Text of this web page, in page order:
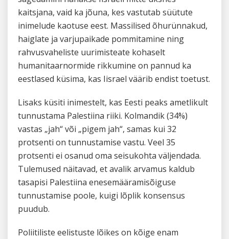
kaitsjana, vaid ka jõuna, kes vastutab süütute
inimelude kaotuse eest. Massilised õhurünnakud,
haiglate ja varjupaikade pommitamine ning
rahvusvaheliste uurimisteate kohaselt
humanitaarnormide rikkumine on pannud ka
eestlased küsima, kas Iisrael väärib endist toetust.
Lisaks küsiti inimestelt, kas Eesti peaks ametlikult
tunnustama Palestiina riiki. Kolmandik (34%)
vastas „jah“ või „pigem jah“, samas kui 32
protsenti on tunnustamise vastu. Veel 35
protsenti ei osanud oma seisukohta väljendada.
Tulemused näitavad, et avalik arvamus kaldub
tasapisi Palestiina enesemääramisõiguse
tunnustamise poole, kuigi lõplik konsensus
puudub.
Poliitiliste eelistuste lõikes on kõige enam